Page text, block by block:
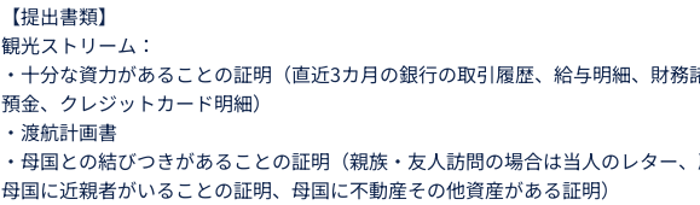
【提出書類】
観光ストリーム：
・十分な資力があることの証明（直近3カ月の銀行の取引履歴、給与明細、財務
預金、クレジットカード明細）
・渡航計画書
・母国との結びつきがあることの証明（親族・友人訪問の場合は当人のレター、
母国に近親者がいることの証明、母国に不動産その他資産がある証明）